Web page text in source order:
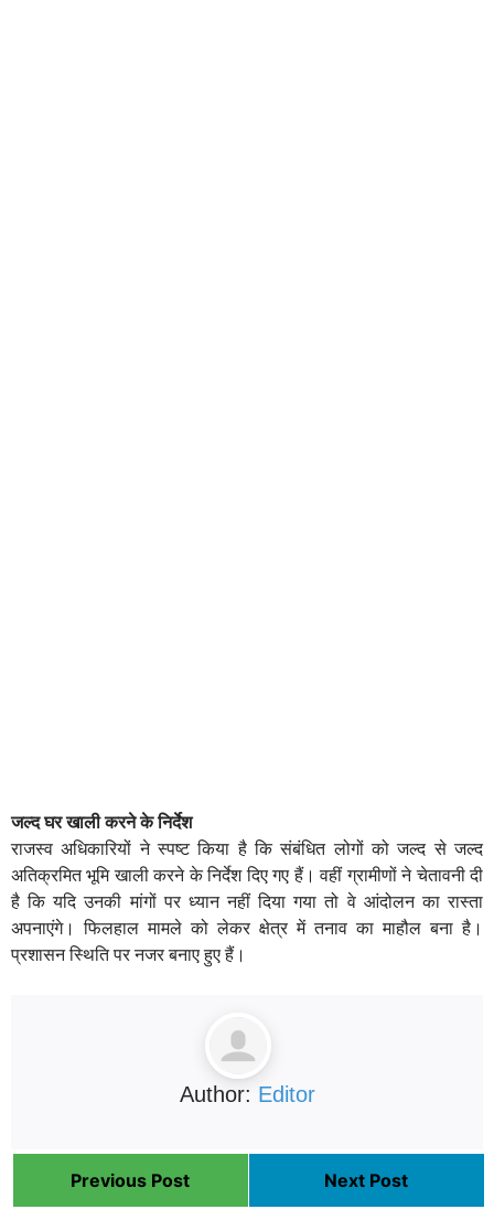
जल्द घर खाली करने के निर्देश
राजस्व अधिकारियों ने स्पष्ट किया है कि संबंधित लोगों को जल्द से जल्द
अतिक्रमित भूमि खाली करने के निर्देश दिए गए हैं। वहीं ग्रामीणों ने चेतावनी दी
है कि यदि उनकी मांगों पर ध्यान नहीं दिया गया तो वे आंदोलन का रास्ता
अपनाएंगे। फिलहाल मामले को लेकर क्षेत्र में तनाव का माहौल बना है।
प्रशासन स्थिति पर नजर बनाए हुए हैं।
Author: Editor
Previous Post Next Post